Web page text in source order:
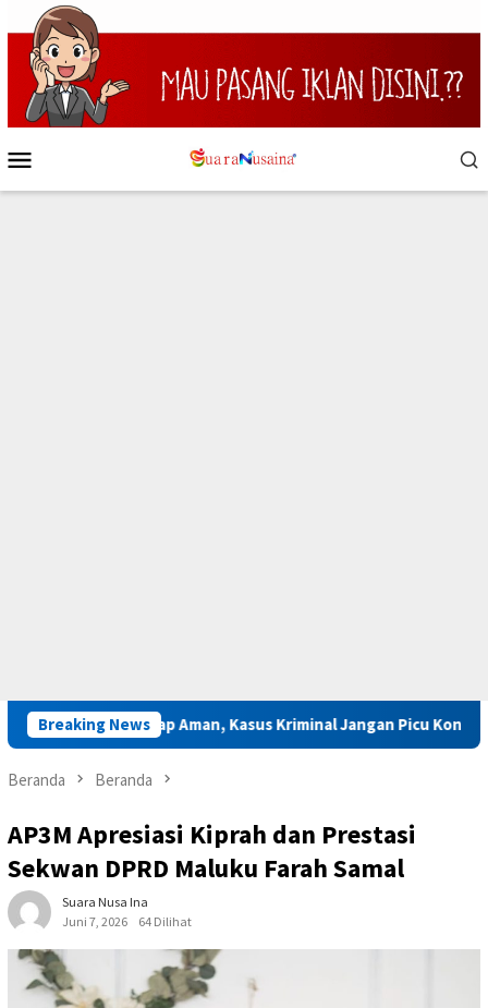
Loncat
ke
konten
Mobile
Breaking News
Tetap Aman, Kasus Kriminal Jangan Picu Konflik
Beranda Beranda
AP3M Apresiasi Kiprah dan Prestasi
Sekwan DPRD Maluku Farah Samal
Suara Nusa Ina
Juni 7, 2026
64 Dilihat